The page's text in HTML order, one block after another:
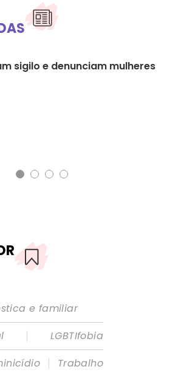
sigilo e denunciam mulheres
e familiar
|
LGBTIfobia
|
Trabalho